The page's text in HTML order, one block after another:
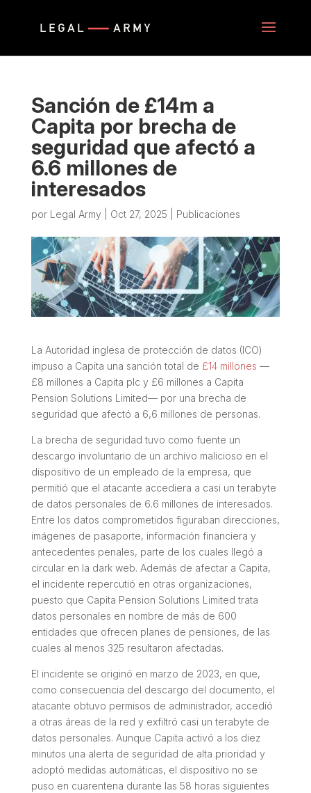
Sanción de £14m a
Capita por brecha de
seguridad que afectó a
6.6 millones de
interesados
por Legal Army Oct 27, 2025 Publicaciones
La Autoridad inglesa de protección de datos (ICO)
impuso a Capita una sanción total de £14 millones —
£8 millones a Capita plc y £6 millones a Capita
Pension Solutions Limited— por una brecha de
seguridad que afectó a 6,6 millones de personas.
La brecha de seguridad tuvo como fuente un
descargo involuntario de un archivo malicioso en el
dispositivo de un empleado de la empresa, que
permitió que el atacante accediera a casi un terabyte
de datos personales de 6.6 millones de interesados.
Entre los datos comprometidos figuraban direcciones,
imágenes de pasaporte, información financiera y
antecedentes penales, parte de los cuales llegó a
circular en la dark web. Además de afectar a Capita,
el incidente repercutió en otras organizaciones,
puesto que Capita Pension Solutions Limited trata
datos personales en nombre de más de 600
entidades que ofrecen planes de pensiones, de las
cuales al menos 325 resultaron afectadas.
El incidente se originó en marzo de 2023, en que,
como consecuencia del descargo del documento, el
atacante obtuvo permisos de administrador, accedió
a otras áreas de la red y exfiltró casi un terabyte de
datos personales. Aunque Capita activó a los diez
minutos una alerta de seguridad de alta prioridad y
adoptó medidas automáticas, el dispositivo no se
puso en cuarentena durante las 58 horas siguientes